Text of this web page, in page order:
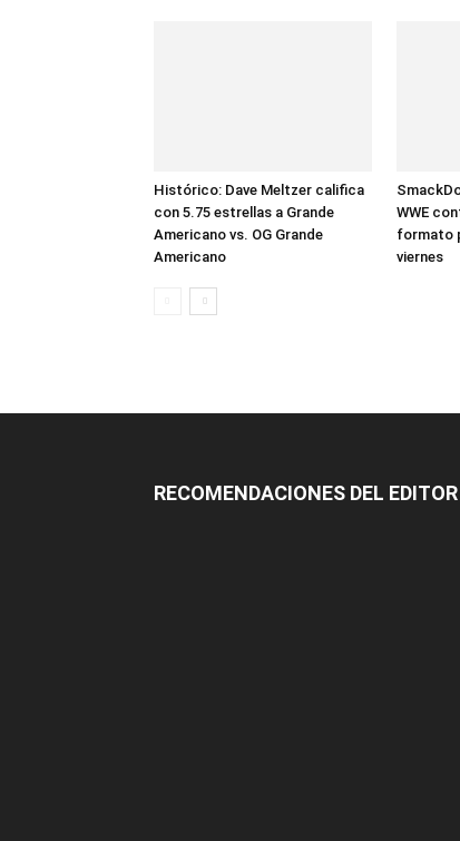
Histórico: Dave Meltzer califica
con 5.75 estrellas a Grande
Americano vs. OG Grande
Americano
WWE
formato
viernes
RECOMENDACIONES DEL EDITOR